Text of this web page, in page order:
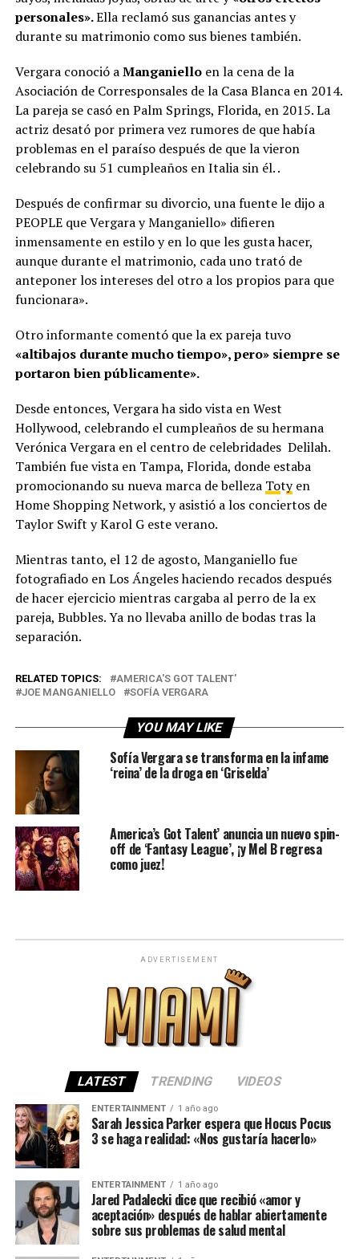
personales».Ella reclamó sus ganancias antes y
durante su matrimonio como sus bienes también.
Vergara conoció aManganielloen la cena de la
Asociación de Corresponsales de la Casa Blanca en 2014.
La pareja se casó en Palm Springs, Florida, en 2015. La
actriz desató por primera vez rumores de que había
problemas en el paraíso después de que la vieron
celebrando su 51 cumpleaños en Italia sin él. .
Después de confirmar su divorcio, una fuente le dijo a
PEOPLE que Vergara y Manganiello» difieren
inmensamente en estilo y en lo que les gusta hacer,
aunque durante el matrimonio, cada uno trató de
anteponer los intereses del otro a los propios para que
funcionara».
Otro informante comentó que la ex pareja tuvo
«altibajos durante mucho tiempo», pero» siempre se
portaron bien públicamente».
Desde entonces, Vergara ha sido vista en West
Hollywood, celebrando el cumpleaños de su hermana
Verónica Vergara en el centro de celebridades Delilah.
También fue vista en Tampa, Florida, donde estaba
promocionando su nueva marca de belleza Totyen
Home Shopping Network, y asistió a los conciertos de
Taylor Swift y Karol G este verano.
Mientras tanto, el 12 de agosto, Manganiello fue
fotografiado en Los Ángeles haciendo recados después
de hacer ejercicio mientras cargaba al perro de la ex
pareja, Bubbles. Ya no llevaba anillo de bodas tras la
separación.
RELATED TOPICS:
AMERICA'S GOT TALENT'
JOE MANGANIELLO
SOFÍA VERGARA
YOU MAY LIKE
Sofía Vergara se transforma en la infame
‘reina’ de la droga en ‘Griselda’
America’s Got Talent’ anuncia un nuevo spin-
off de ‘Fantasy League’, ¡y Mel B regresa
como juez!
ADVERTISEMENT
LATEST TRENDING VIDEOS
ENTERTAINMENT 1 año ago
Sarah Jessica Parker espera que Hocus Pocus
3 se haga realidad: «Nos gustaría hacerlo»
ENTERTAINMENT 1 año ago
Jared Padalecki dice que recibió «amor y
aceptación» después de hablar abiertamente
sobre sus problemas de salud mental